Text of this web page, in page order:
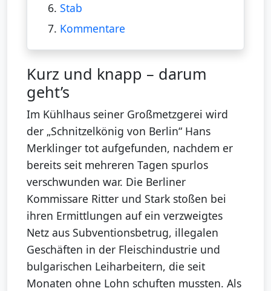
6. Stab
7. Kommentare
Kurz und knapp – darum
geht’s
Im Kühlhaus seiner Großmetzgerei wird
der „Schnitzelkönig von Berlin“ Hans
Merklinger tot aufgefunden, nachdem er
bereits seit mehreren Tagen spurlos
verschwunden war. Die Berliner
Kommissare Ritter und Stark stoßen bei
ihren Ermittlungen auf ein verzweigtes
Netz aus Subventionsbetrug, illegalen
Geschäften in der Fleischindustrie und
bulgarischen Leiharbeitern, die seit
Monaten ohne Lohn schuften mussten. Als